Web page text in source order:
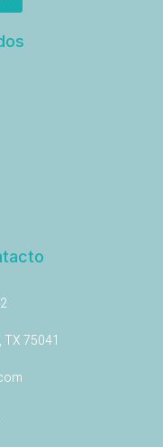
75041